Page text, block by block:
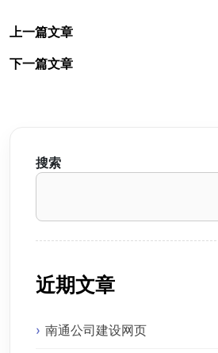
上一篇文章
下一篇文章
搜索
近期文章
南通公司建设网页